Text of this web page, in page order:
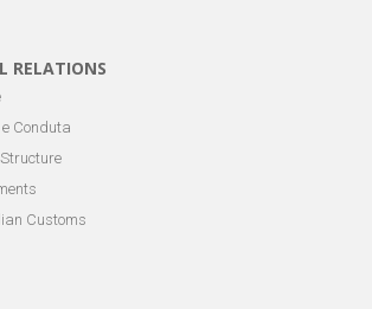
RELATIONS
Conduta
Customs